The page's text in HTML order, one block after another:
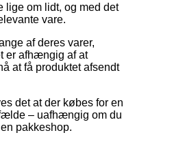
lige om lidt, og med det
vare.
af deres varer,
er afhængig af at
at få produktet afsendt
det at der købes for en
– uafhængig om du
pakkeshop.